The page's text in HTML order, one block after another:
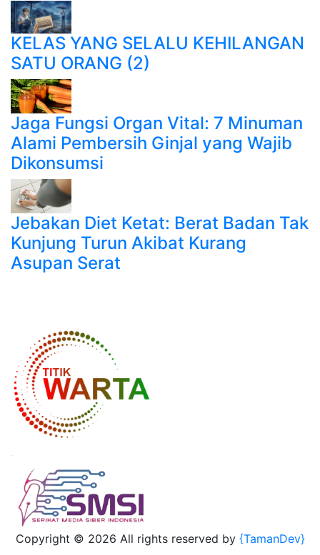
KELAS YANG SELALU KEHILANGAN
SATU ORANG (2)
Jaga Fungsi Organ Vital: 7 Minuman
Alami Pembersih Ginjal yang Wajib
Dikonsumsi
Jebakan Diet Ketat: Berat Badan Tak
Kunjung Turun Akibat Kurang
Asupan Serat
Copyright © 2026 All rights reserved by {TamanDev}